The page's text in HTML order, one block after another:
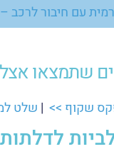
עם חיבור לרכב
שתמצאו
שקוף >> | שלט